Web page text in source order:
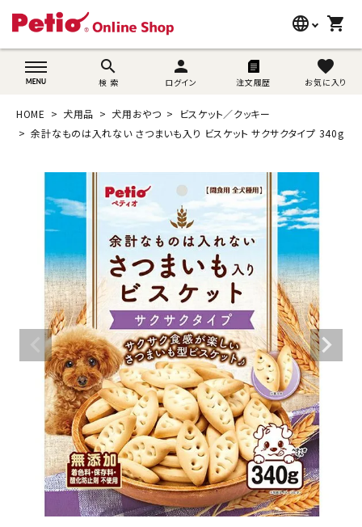
language
wovn-lang-name
shopping_cart
search
検 索
person
ログイン 注文履歴
favorite
お気に入り
search
猫用品
うさぎ用品
ブランド別に探す
目的別に探す
SNS
ご利用案内
ACCOUNT MENU
ようこそ ゲスト 様
ログイン person 新規会員登録
HOME 犬用品 犬用おやつ
ビスケット／クッキー
余計なものは入れない さつまいも入り ビスケット サクサクタイプ 340g